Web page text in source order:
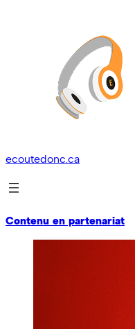
ecoutedonc.ca
Contenu en partenariat